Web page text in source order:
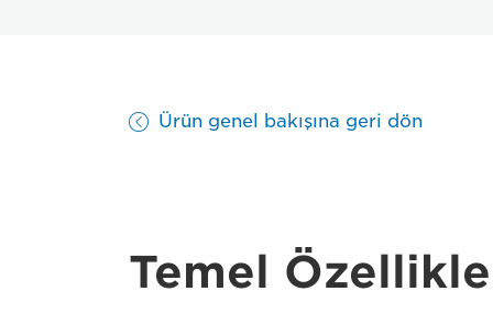
Ürün genel bakışına geri dön
Temel